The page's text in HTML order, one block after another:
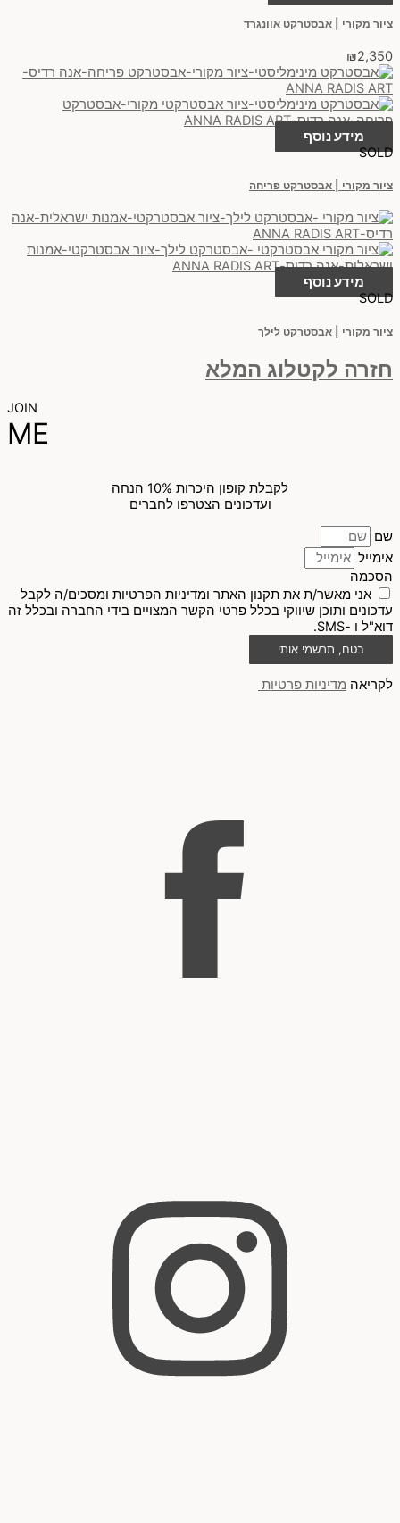
ציור מקורי | אבסטרקט אוונגרד
₪2,350
מידע נוסף
SOLD
ציור מקורי | אבסטרקט פריחה
מידע נוסף
SOLD
ציור מקורי | אבסטרקט לילך
חזרה לקטלוג המלא
JOIN
ME
לקבלת קופון היכרות 10% הנחה
ועדכונים הצטרפו לחברים
שם
אימייל
הסכמה
אני מאשר/ת את תקנון האתר ומדיניות הפרטיות ומסכים/ה לקבל
עדכונים ותוכן שיווקי בכלל פרטי הקשר המצויים בידי החברה ובכלל זה
דוא"ל ו -SMS.
בטח, תרשמי אותי
לקריאה מדיניות פרטיות